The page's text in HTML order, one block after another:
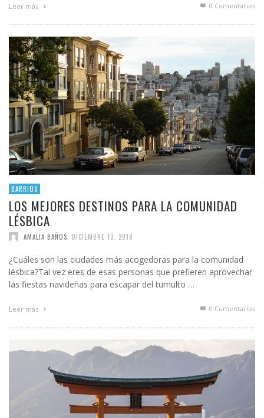
Leer más 0 Comentarios
BARRIOS
LOS MEJORES DESTINOS PARA LA COMUNIDAD
LÉSBICA
AMALIA BAÑOS DICIEMBRE 13, 2018
¿Cuáles son las ciudades más acogedoras para la comunidad
lésbica?Tal vez eres de esas personas que prefieren aprovechar
las fiestas navideñas para escapar del tumulto …
Leer más 0 Comentarios